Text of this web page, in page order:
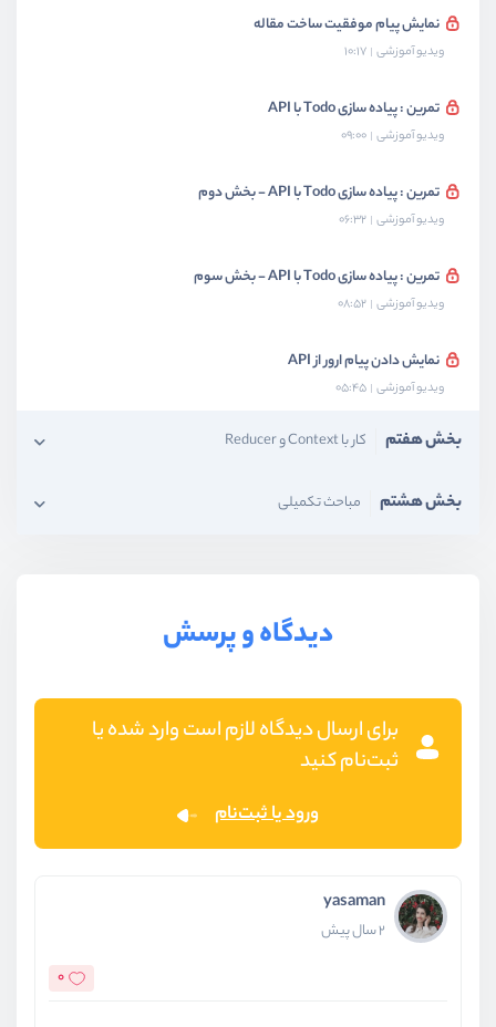
نمایش پیام موفقیت ساخت مقاله
ویدیو آموزشی 10:17
تمرین : پیاده سازی Todo با API
ویدیو آموزشی 09:00
تمرین : پیاده سازی Todo با API - بخش دوم
ویدیو آموزشی 06:32
تمرین : پیاده سازی Todo با API - بخش سوم
ویدیو آموزشی 08:52
نمایش دادن پیام ارور از API
ویدیو آموزشی 05:45
بخش هفتم کار با Context و Reducer
بخش هشتم مباحث تکمیلی
دیدگاه و پرسش
برای ارسال دیدگاه لازم است وارد شده یا
ثبت‌نام کنید
ورود یا ثبت‌نام
yasaman
2 سال پیش
0